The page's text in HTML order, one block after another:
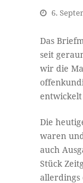
6.
Das
seit
wir die
entwickelt
Die
waren
auch
Stück
allerdings